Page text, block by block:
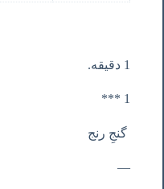
1 دقیقه.
1 ***
گنجِ رنج
—